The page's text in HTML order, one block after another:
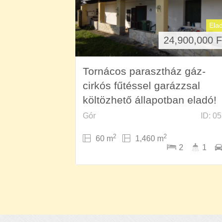
24,900,000
Tornácos parasztház gáz-
cirkós fűtéssel garázzsal
költözhető állapotban eladó!
Gór ID:
60 m2 1,460 m2
2 1